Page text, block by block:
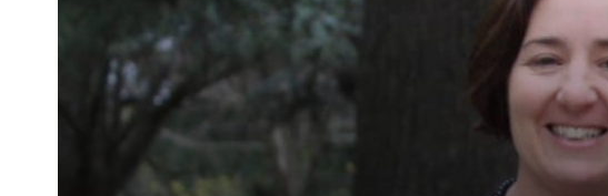
Violento robo en la zona rural de Firmat: maniataron a una
Colecta solidaria de juguetes en Firmat para el EPI y el Hospital
Firmat: “Codo a codo” lanza una campaña de recolección de
Vuelve el básquet: este viernes arranca el Clausura con